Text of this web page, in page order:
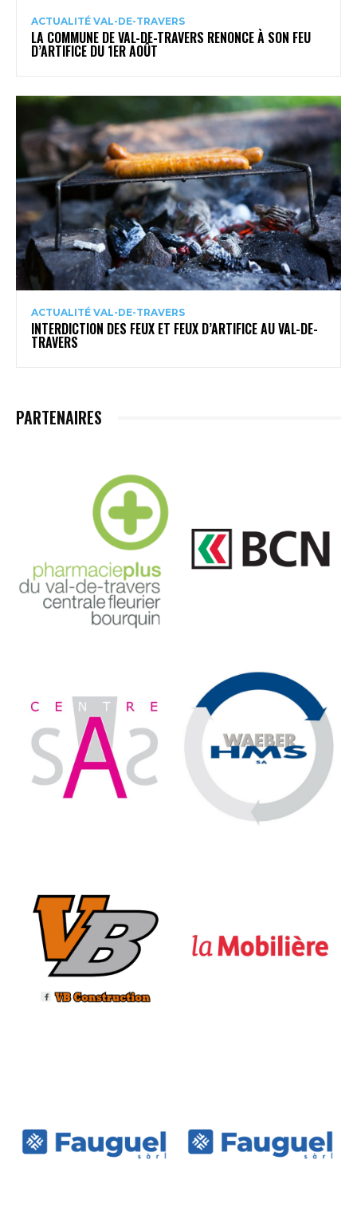
ACTUALITÉ VAL-DE-TRAVERS
LA COMMUNE DE VAL-DE-TRAVERS RENONCE À SON FEU
D’ARTIFICE DU 1ER AOÛT
ACTUALITÉ VAL-DE-TRAVERS
INTERDICTION DES FEUX ET FEUX D’ARTIFICE AU VAL-DE-
TRAVERS
PARTENAIRES